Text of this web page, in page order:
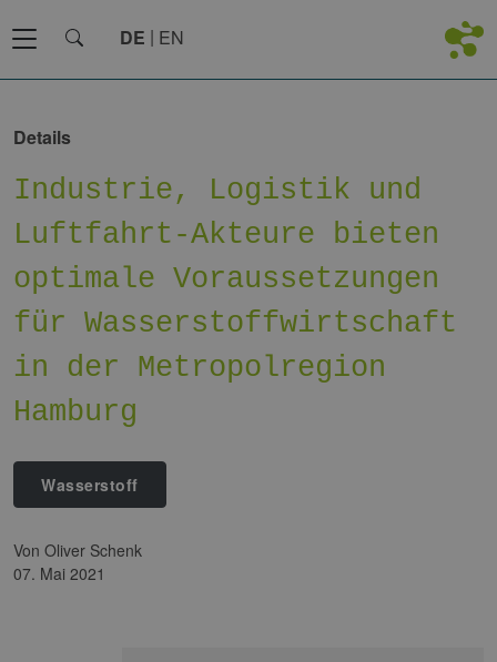
DE EN
Details
Industrie, Logistik und
Luftfahrt-Akteure bieten
optimale Voraussetzungen
für Wasserstoffwirtschaft
in der Metropolregion
Hamburg
Wasserstoff
von Oliver Schenk
07. Mai 2021